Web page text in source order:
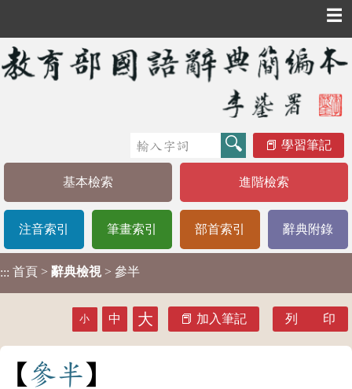
☰
學習筆記
基本檢索 進階檢索
注音索引 筆畫索引 部首索引 辭典附錄
::: 首頁 > 辭典檢視 > 參半
小 中 大 加入筆記 列 印
參半